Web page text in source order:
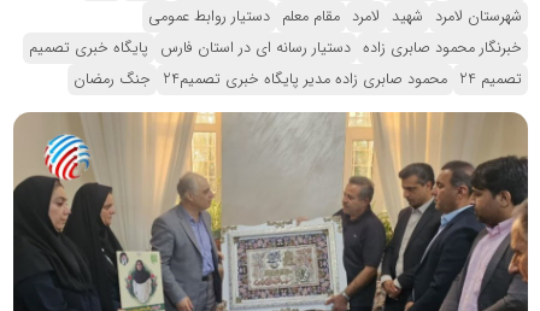
شهرستان لامرد شهید لامرد مقام معلم دستیار روابط عمومی
خبرنگار محمود صابری زاده دستیار رسانه ای در استان فارس پایگاه خبری تصمیم
تصمیم 24
محمود صابری زاده مدیر پایگاه خبری تصمیم24 جنگ رمضان